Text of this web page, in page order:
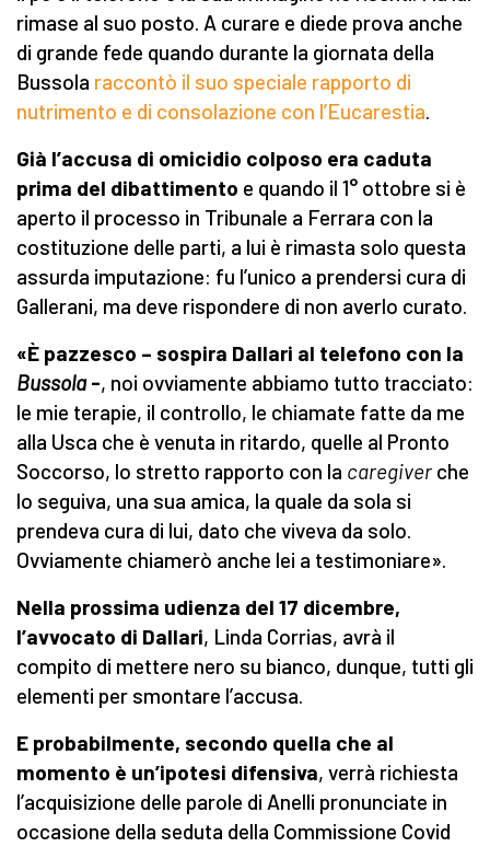
rimase al suo posto. A curare e diede prova anche
di grande fede quando durante la giornata della
Bussola raccontò il suo speciale rapporto di
nutrimento e di consolazione con l’Eucarestia.
Già l’accusa di omicidio colposo era caduta
prima del dibattimento e quando il 1° ottobre si è
aperto il processo in Tribunale a Ferrara con la
costituzione delle parti, a lui è rimasta solo questa
assurda imputazione: fu l’unico a prendersi cura di
Gallerani, ma deve rispondere di non averlo curato.
«È pazzesco – sospira Dallari al telefono con la
Bussola-, noi ovviamente abbiamo tutto tracciato:
le mie terapie, il controllo, le chiamate fatte da me
alla Usca che è venuta in ritardo, quelle al Pronto
Soccorso, lo stretto rapporto con la caregiverche
lo seguiva, una sua amica, la quale da sola si
prendeva cura di lui, dato che viveva da solo.
Ovviamente chiamerò anche lei a testimoniare».
Nella prossima udienza del 17 dicembre,
l’avvocato di Dallari, Linda Corrias, avrà il
compito di mettere nero su bianco, dunque, tutti gli
elementi per smontare l’accusa.
E probabilmente, secondo quella che al
momento è un’ipotesi difensiva, verrà richiesta
l’acquisizione delle parole di Anelli pronunciate in
occasione della seduta della Commissione Covid